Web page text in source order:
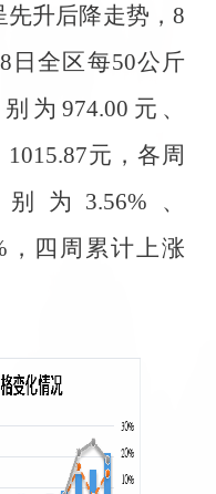
先升后降走势，8
日全区每50公斤
为 974.00 元、
1015.87元，各周
为 3.56% 、
，四周累计上涨